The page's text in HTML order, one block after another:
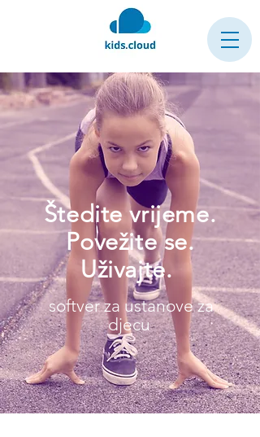
Štedite vrijeme.
Povežite se.
Uživajte.
softver za ustanove za
djecu